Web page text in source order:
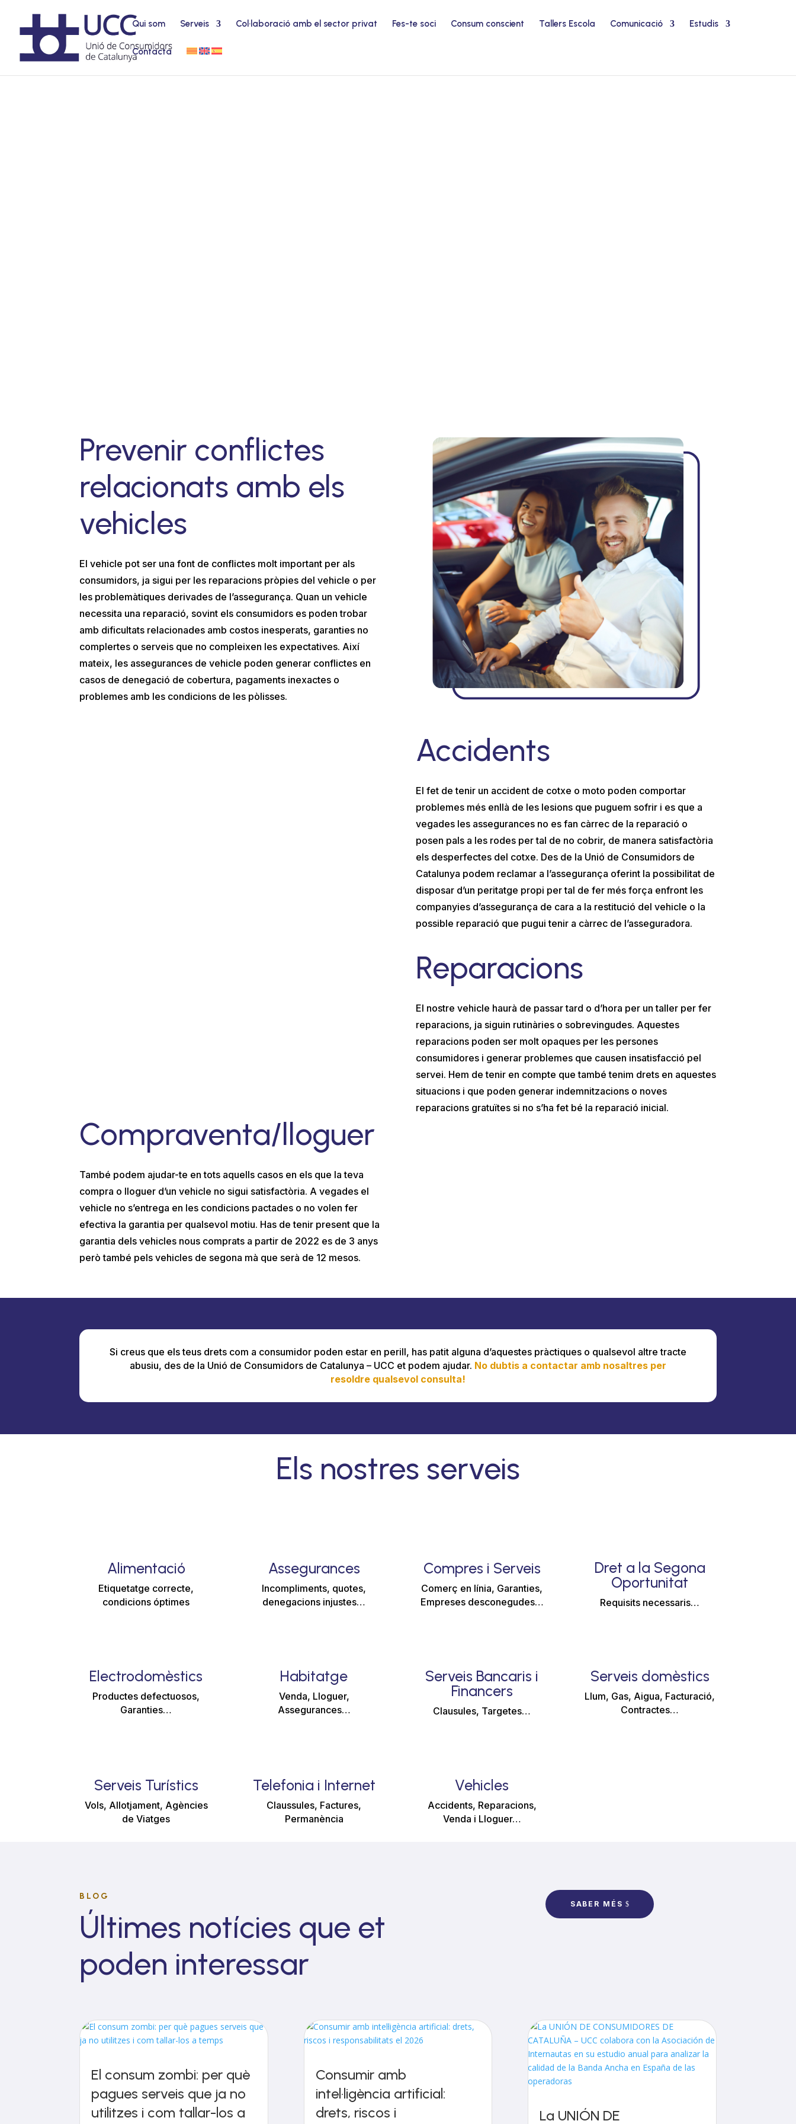
Qui som Serveis Col·laboració amb el sector privat Fes-te soci Consum conscient Tallers Escola Comunicació Estudis
Contacta
Prevenir conflictes
relacionats amb els
vehicles
El vehicle pot ser una font de conflictes molt important per als
consumidors, ja sigui per les reparacions pròpies del vehicle o per
les problemàtiques derivades de l’assegurança. Quan un vehicle
necessita una reparació, sovint els consumidors es poden trobar
amb dificultats relacionades amb costos inesperats, garanties no
complertes o serveis que no compleixen les expectatives. Així
mateix, les assegurances de vehicle poden generar conflictes en
casos de denegació de cobertura, pagaments inexactes o
problemes amb les condicions de les pòlisses.
Accidents
El fet de tenir un accident de cotxe o moto poden comportar
problemes més enllà de les lesions que puguem sofrir i es que a
vegades les assegurances no es fan càrrec de la reparació o
posen pals a les rodes per tal de no cobrir, de manera satisfactòria
els desperfectes del cotxe. Des de la Unió de Consumidors de
Catalunya podem reclamar a l’assegurança oferint la possibilitat de
disposar d’un peritatge propi per tal de fer més força enfront les
companyies d’assegurança de cara a la restitució del vehicle o la
possible reparació que pugui tenir a càrrec de l’asseguradora.
Reparacions
El nostre vehicle haurà de passar tard o d’hora per un taller per fer
reparacions, ja siguin rutinàries o sobrevingudes. Aquestes
reparacions poden ser molt opaques per les persones
consumidores i generar problemes que causen insatisfacció pel
servei. Hem de tenir en compte que també tenim drets en aquestes
situacions i que poden generar indemnitzacions o noves
reparacions gratuïtes si no s’ha fet bé la reparació inicial.
Compraventa/lloguer
També podem ajudar-te en tots aquells casos en els que la teva
compra o lloguer d’un vehicle no sigui satisfactòria. A vegades el
vehicle no s’entrega en les condicions pactades o no volen fer
efectiva la garantia per qualsevol motiu. Has de tenir present que la
garantia dels vehicles nous comprats a partir de 2022 es de 3 anys
però també pels vehicles de segona mà que serà de 12 mesos.
Si creus que els teus drets com a consumidor poden estar en perill, has patit alguna d’aquestes pràctiques o qualsevol altre tracte
abusiu, des de la Unió de Consumidors de Catalunya – UCC et podem ajudar. No dubtis a contactar amb nosaltres per
resoldre qualsevol consulta!
Els nostres serveis
Alimentació
Etiquetatge correcte,
condicions óptimes
Assegurances
Incompliments, quotes,
denegacions injustes…
Compres i Serveis
Comerç en línia, Garanties,
Empreses desconegudes…
Dret a la Segona
Oportunitat
Requisits necessaris…
Electrodomèstics
Productes defectuosos,
Garanties…
Habitatge
Venda, Lloguer,
Assegurances…
Serveis Bancaris i
Financers
Clausules, Targetes…
Serveis domèstics
Llum, Gas, Aigua, Facturació,
Contractes…
Serveis Turístics
Vols, Allotjament, Agències
de Viatges
Telefonia i Internet
Claussules, Factures,
Permanència
Vehicles
Accidents, Reparacions,
Venda i Lloguer…
BLOG
Últimes notícies que et
poden interessar
SABER MÉS
El consum zombi: per què
pagues serveis que ja no
utilitzes i com tallar-los a
Consumir amb
intel·ligència artificial:
drets, riscos i
La UNIÓN DE